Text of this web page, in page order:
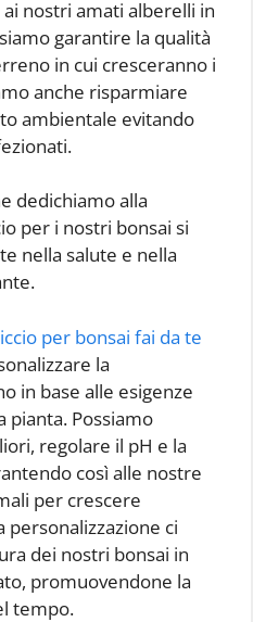
nostri amati alberelli in
garantire la qualità
in cui cresceranno i
anche risparmiare
ambientale evitando
dedichiamo alla
per i nostri bonsai si
nella salute e nella
per bonsai fai da te
la
in base alle esigenze
pianta. Possiamo
regolare il pH e la
così alle nostre
per crescere
personalizzazione ci
dei nostri bonsai in
promuovendone la
tempo.